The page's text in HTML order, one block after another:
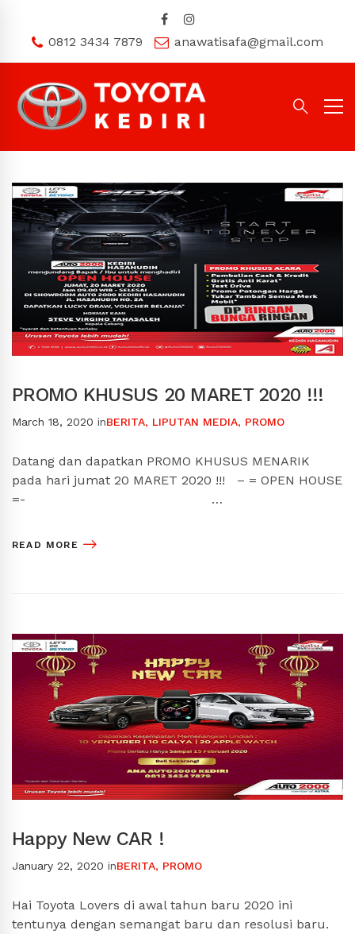
0812 3434 7879 anawatisafa@gmail.com
PROMO KHUSUS 20 MARET 2020 !!!
March 18, 2020 inBERITA, LIPUTAN MEDIA, PROMO
Datang dan dapatkan PROMO KHUSUS MENARIK
pada hari jumat 20 MARET 2020 !!! – = OPEN HOUSE
=- …
READ MORE
Happy New CAR !
January 22, 2020 inBERITA, PROMO
Hai Toyota Lovers di awal tahun baru 2020 ini
tentunya dengan semangat baru dan resolusi baru.